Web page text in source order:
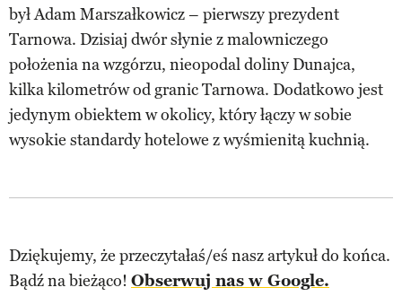
był Adam Marszałkowicz – pierwszy prezydent
Tarnowa. Dzisiaj dwór słynie z malowniczego
położenia na wzgórzu, nieopodal doliny Dunajca,
kilka kilometrów od granic Tarnowa. Dodatkowo jest
jedynym obiektem w okolicy, który łączy w sobie
wysokie standardy hotelowe z wyśmienitą kuchnią.
Dziękujemy, że przeczytałaś/eś nasz artykuł do końca.
Bądź na bieżąco! Obserwuj nas w Google.